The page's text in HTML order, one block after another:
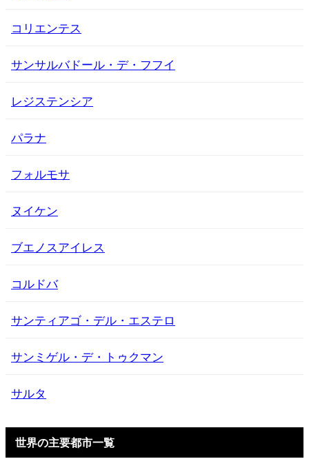
コリエンテス
サンサルバドール・デ・フフイ
レジステンシア
パラナ
フォルモサ
ヌイケン
ブエノスアイレス
コルドバ
サンティアゴ・デル・エステロ
サンミゲル・デ・トゥクマン
サルタ
世界の主要都市一覧